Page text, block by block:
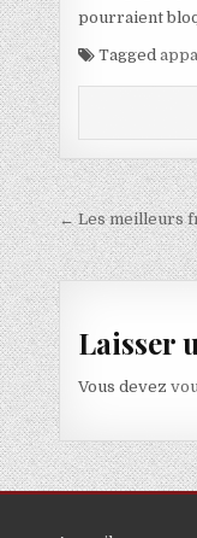
pourraient
Tagged
← Les meilleurs
Laisser
Vous devez